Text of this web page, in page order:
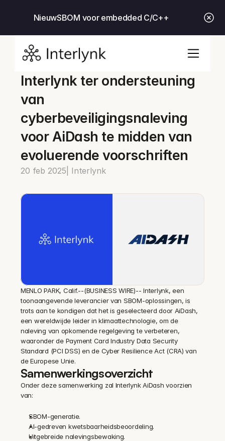
NieuwSBOM voor embedded C/C++
Interlynk ter ondersteuning
van
cyberbeveiligingsnaleving
voor AiDash te midden van
evoluerende voorschriften
20 feb 2025 | Interlynk
MENLO PARK, Calif.--(BUSINESS WIRE)-- Interlynk, een
toonaangevende leverancier van SBOM-oplossingen, is
trots aan te kondigen dat het is geselecteerd door AiDash,
een wereldwijde leider in klimaattechnologie, om de
naleving van opkomende regelgeving te verbeteren,
waaronder de Payment Card Industry Data Security
Standard (PCI DSS) en de Cyber Resilience Act (CRA) van
de Europese Unie.
Samenwerkingsoverzicht
Onder deze samenwerking zal Interlynk AiDash voorzien
van:
SBOM-generatie.
AI-gedreven kwetsbaarheidsbeoordeling.
Uitgebreide nalevingsbewaking.